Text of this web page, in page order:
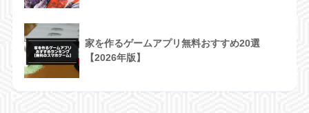
家を作るゲームアプリ無料おすすめ20選
【2026年版】